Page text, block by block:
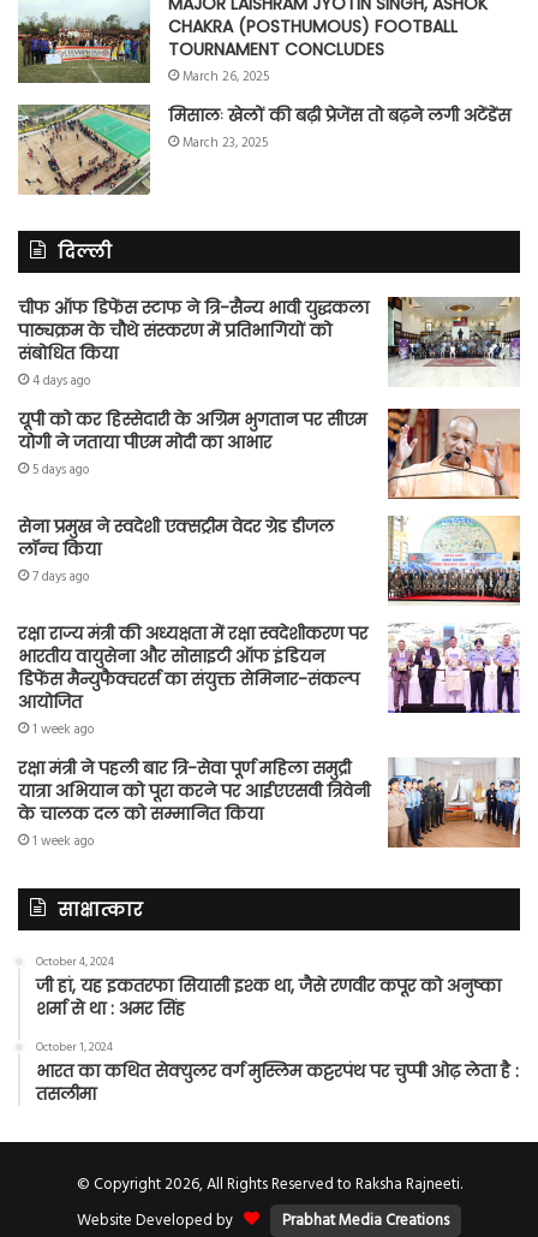
CHAKRA (POSTHUMOUS) FOOTBALL
TOURNAMENT CONCLUDES
March 26, 2025
मिसालः खेलों की बढ़ी प्रेजेंस तो बढ़ने लगी अटेंडेंस
March 23, 2025
दिल्ली
चीफ ऑफ डिफेंस स्टाफ ने त्रि-सैन्य भावी युद्धकला
पाठ्यक्रम के चौथे संस्करण में प्रतिभागियों को
संबोधित किया
4 days ago
यूपी को कर हिस्सेदारी के अग्रिम भुगतान पर सीएम
योगी ने जताया पीएम मोदी का आभार
5 days ago
सेना प्रमुख ने स्वदेशी एक्सट्रीम वेदर ग्रेड डीजल
लॉन्च किया
7 days ago
रक्षा राज्य मंत्री की अध्यक्षता में रक्षा स्वदेशीकरण पर
भारतीय वायुसेना और सोसाइटी ऑफ इंडियन
डिफेंस मैन्युफैक्चरर्स का संयुक्त सेमिनार-संकल्प
आयोजित
1 week ago
रक्षा मंत्री ने पहली बार त्रि-सेवा पूर्ण महिला समुद्री
यात्रा अभियान को पूरा करने पर आईएएसवी त्रिवेनी
के चालक दल को सम्मानित किया
1 week ago
साक्षात्कार
October 4, 2024
जी हां, यह इकतरफा सियासी इश्क था, जैसे रणवीर कपूर को अनुष्का
शर्मा से था : अमर सिंह
October 1, 2024
भारत का कथित सेक्युलर वर्ग मुस्लिम कट्टरपंथ पर चुप्पी ओढ़ लेता है :
तसलीमा
© Copyright 2026, All Rights Reserved to Raksha Rajneeti.
Website Developed by
Prabhat Media Creations